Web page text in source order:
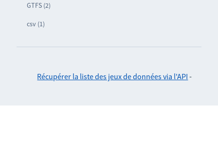
GTFS (2)
csv (1)
Récupérer la liste des jeux de données via l'API -